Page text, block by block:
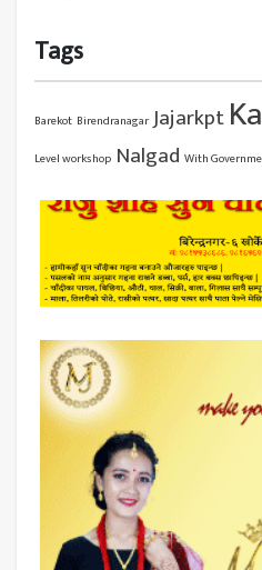
Tags
Barekot Birendranagar Jajarkpt
Level workshop Nalgad With